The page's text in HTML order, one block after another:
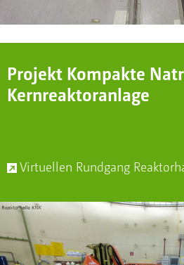
Projekt Kompakte
Kernreaktoranlage
Virtuellen Rundgang